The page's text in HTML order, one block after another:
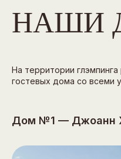
НАШИ
На территории
гостевых дома со всеми
Дом №1 — Джоанн